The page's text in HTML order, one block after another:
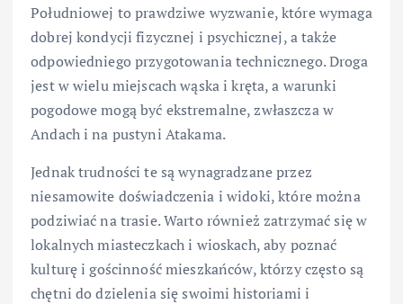
Południowej to prawdziwe wyzwanie, które wymaga
dobrej kondycji fizycznej i psychicznej, a także
odpowiedniego przygotowania technicznego. Droga
jest w wielu miejscach wąska i kręta, a warunki
pogodowe mogą być ekstremalne, zwłaszcza w
Andach i na pustyni Atakama.
Jednak trudności te są wynagradzane przez
niesamowite doświadczenia i widoki, które można
podziwiać na trasie. Warto również zatrzymać się w
lokalnych miasteczkach i wioskach, aby poznać
kulturę i gościnność mieszkańców, którzy często są
chętni do dzielenia się swoimi historiami i